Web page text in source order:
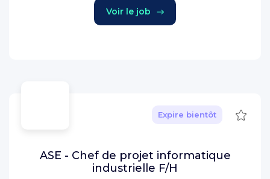
Voir le job
Expire bientôt
ASE - Chef de projet informatique
industrielle F/H